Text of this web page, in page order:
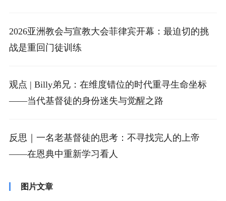
2026亚洲教会与宣教大会菲律宾开幕：最迫切的挑
战是重回门徒训练
观点 | Billy弟兄：在维度错位的时代重寻生命坐标
——当代基督徒的身份迷失与觉醒之路
反思｜一名老基督徒的思考：不寻找完人的上帝
——在恩典中重新学习看人
图片文章